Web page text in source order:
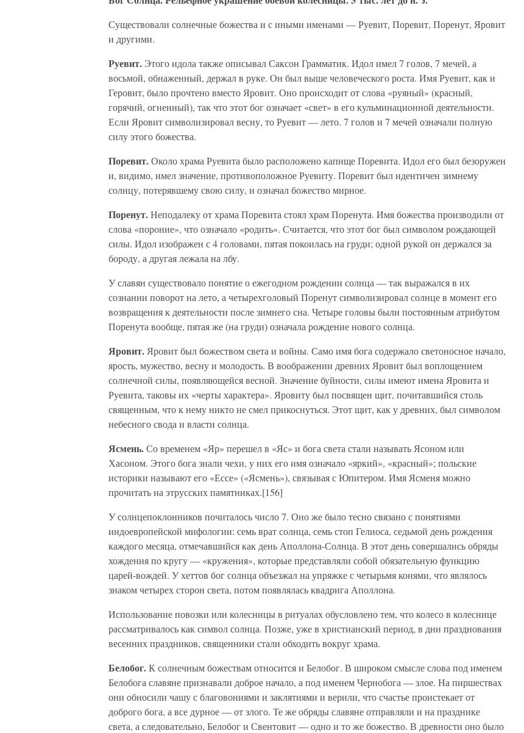
Существовали солнечные божества и с иными именами — Руевит, Поревит, Поренут, Яровит
и другими.
Руевит. Этого идола также описывал Саксон Грамматик. Идол имел 7 голов, 7 мечей, а
восьмой, обнаженный, держал в руке. Он был выше человеческого роста. Имя Руевит, как и
Геровит, было прочтено вместо Яровит. Оно происходит от слова «руяный» (красный,
горячий, огненный), так что этот бог означает «свет» в его кульминационной деятельности.
Если Яровит символизировал весну, то Руевит — лето. 7 голов и 7 мечей означали полную
силу этого божества.
Поревит.Около храма Руевита было расположено капище Поревита. Идол его был безоружен
и, видимо, имел значение, противоположное Руевиту. Поревит был идентичен зимнему
солнцу, потерявшему свою силу, и означал божество мирное.
Поренут.Неподалеку от храма Поревита стоял храм Поренута. Имя божества производили от
слова «пороние», что означало «родить». Считается, что этот бог был символом рождающей
силы. Идол изображен с 4 головами, пятая покоилась на груди; одной рукой он держался за
бороду, а другая лежала на лбу.
У славян существовало понятие о ежегодном рождении солнца — так выражался в их
сознании поворот на лето, а четырехголовый Поренут символизировал солнце в момент его
возвращения к деятельности после зимнего сна. Четыре головы были постоянным атрибутом
Поренута вообще, пятая же (на груди) означала рождение нового солнца.
Яровит. Яровит был божеством света и войны. Само имя бога содержало светоносное начало,
ярость, мужество, весну и молодость. В воображении древних Яровит был воплощением
солнечной силы, появляющейся весной. Значение буйности, силы имеют имена Яровита и
Руевита, таковы их «черты характера». Яровиту был посвящен щит, почитавшийся столь
священным, что к нему никто не смел прикоснуться. Этот щит, как у древних, был символом
небесного свода и власти солнца.
Ясмень.Со временем «Яр» перешел в «Яс» и бога света стали называть Ясоном или
Хасоном. Этого бога знали чехи, у них его имя означало «яркий», «красный»; польские
историки называют его «Ессе» («Ясмень»), связывая с Юпитером. Имя Ясменя можно
прочитать на этрусских памятниках.[156]
У солнцепоклонников почиталось число 7. Оно же было тесно связано с понятиями
индоевропейской мифологии: семь врат солнца, семь стоп Гелиоса, седьмой день рождения
каждого месяца, отмечавшийся как день Аполлона-Солнца. В этот день совершались обряды
хождения по кругу — «кружения», которые представляли собой обязательную функцию
царей-вождей. У хеттов бог солнца объезжал на упряжке с четырьмя конями, что являлось
знаком четырех сторон света, потом появлялась квадрига Аполлона.
Использование повозки или колесницы в ритуалах обусловлено тем, что колесо в колеснице
рассматривалось как символ солнца. Позже, уже в христианский период, в дни празднования
весенних праздников, священники стали обходить вокруг храма.
Белобог.К солнечным божествам относится и Белобог. В широком смысле слова под именем
Белобога славяне признавали доброе начало, а под именем Чернобога — злое. На пиршествах
они обносили чашу с благовониями и заклятиями и верили, что счастье проистекает от
доброго бога, а все дурное — от злого. Те же обряды славяне отправляли и на празднике
света, а следовательно, Белобог и Свентовит — одно и то же божество. В древности оно было